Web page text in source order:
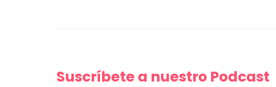
Suscríbete a nuestro Podcast